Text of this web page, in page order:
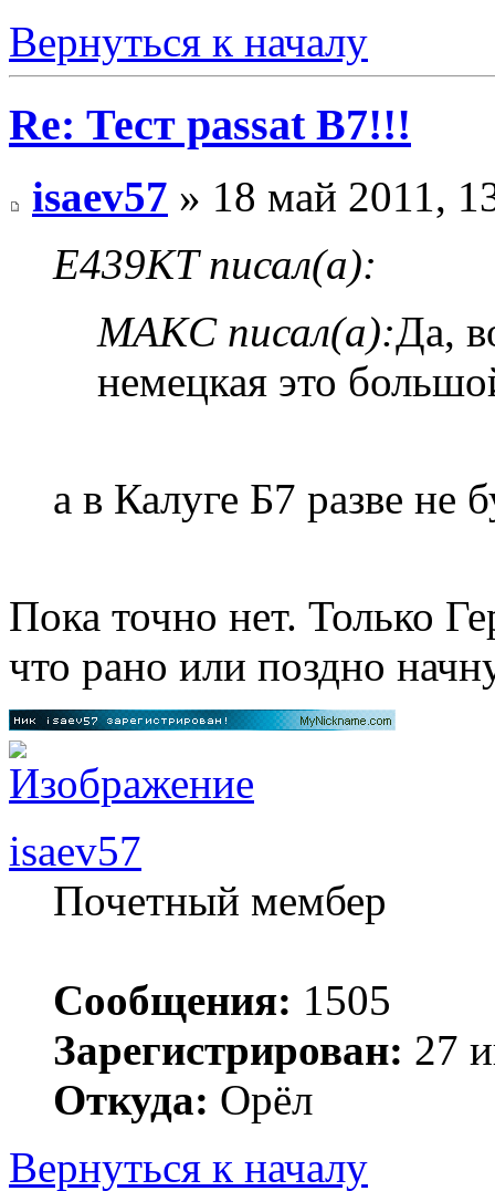
Вернуться к началу
Re: Тест passat B7!!!
isaev57 » 18 май 2011,
E439KT писал(а):
MAKC писал(а):Да,
немецкая это
а в Калуге Б7 разве не
Пока точно нет. Только
что рано или поздно
isaev57
Почетный мембер
Сообщения: 1505
Зарегистрирован: 27
Откуда: Орёл
Вернуться к началу